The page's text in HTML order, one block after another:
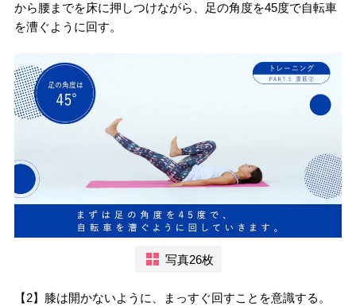
から腰までを床に押しつけながら、足の角度を45度で自転車
を漕ぐように回す。
写真26枚
【2】膝は開かないように、まっすぐ回すことを意識する。